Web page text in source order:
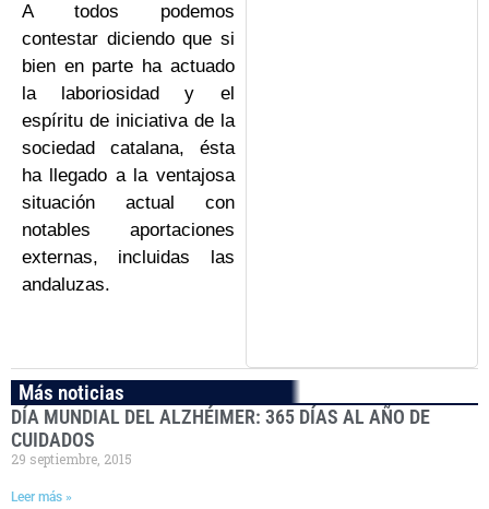
A todos podemos
contestar diciendo que si
bien en parte ha actuado
la laboriosidad y el
espíritu de iniciativa de la
sociedad catalana, ésta
ha llegado a la ventajosa
situación actual con
notables aportaciones
externas, incluidas las
andaluzas.
Más noticias
DÍA MUNDIAL DEL ALZHÉIMER: 365 DÍAS AL AÑO DE
CUIDADOS
29 septiembre, 2015
Leer más »